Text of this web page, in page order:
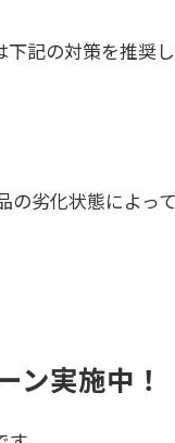
記の対策を推奨し
劣化状態によっ
実施中！